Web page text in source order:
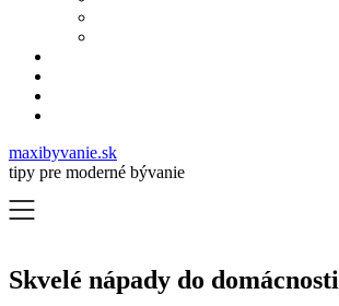
maxibyvanie.sk
tipy pre moderné bývanie
Skvelé nápady do domácnosti